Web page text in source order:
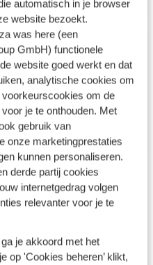
automatisch in je browser
website bezoekt.
was here (een
GmbH) functionele
website goed werkt en dat
analytische cookies om
om de
je te onthouden. Met
gebruik van
onze marketingprestaties
kunnen personaliseren.
derde partij cookies
internetgedrag volgen
relevanter voor je te
je akkoord met het
op 'Cookies beheren’ klikt,
iedereen die rust zoekt
met veel
bezoek van Lulu de
bijzonder.'
2025
mijn best
verblijven